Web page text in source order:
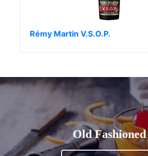
Rémy Martin V.S.O.P.
Old Fashioned